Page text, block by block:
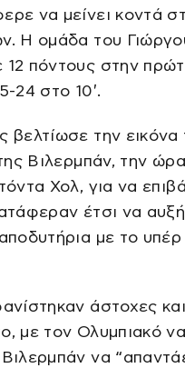
να μείνει κοντά
Η ομάδα του
πόντους στην
24 στο 10′.
βελτίωσε την εικόνα
Βιλερμπάν, την
Χολ, για να
έτσι να
με το
άστοχες
με τον Ολυμπιακό να
να